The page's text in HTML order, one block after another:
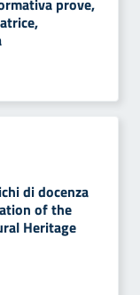
prove,
di docenza
of the
Heritage